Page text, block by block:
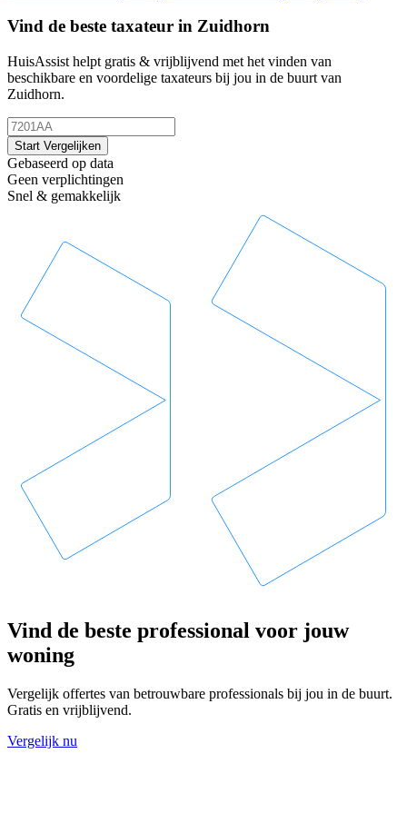
Vind de beste taxateur in Zuidhorn
HuisAssist helpt gratis & vrijblijvend met het vinden van
beschikbare en voordelige taxateurs bij jou in de buurt van
Zuidhorn.
Start Vergelijken
Gebaseerd op data
Geen verplichtingen
Snel & gemakkelijk
Vind de beste professional voor jouw
woning
Vergelijk offertes van betrouwbare professionals bij jou in de buurt.
Gratis en vrijblijvend.
Vergelijk nu